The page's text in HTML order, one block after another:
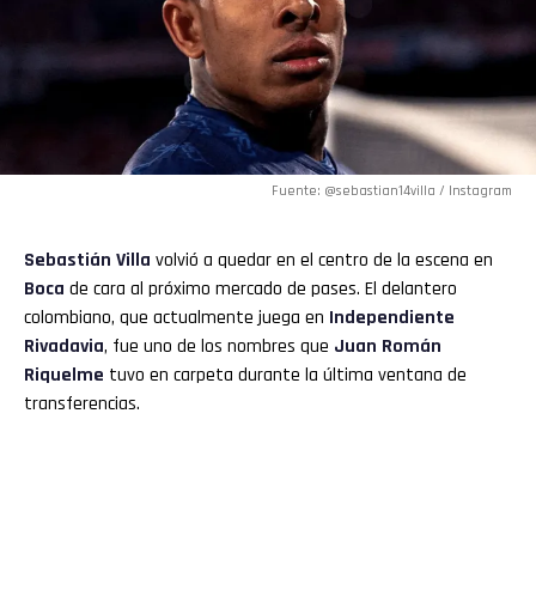
Fuente: @sebastian14villa / Instagram
Sebastián Villa volvió a quedar en el centro de la escena en
Boca de cara al próximo mercado de pases. El delantero
colombiano, que actualmente juega en Independiente
Rivadavia, fue uno de los nombres que Juan Román
Riquelme tuvo en carpeta durante la última ventana de
transferencias.